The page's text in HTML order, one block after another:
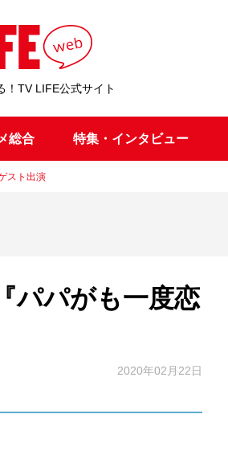
！TV LIFE公式サイト
総合 特集・インタビュー
スト出演
パパがも一度恋
2020年02月22日